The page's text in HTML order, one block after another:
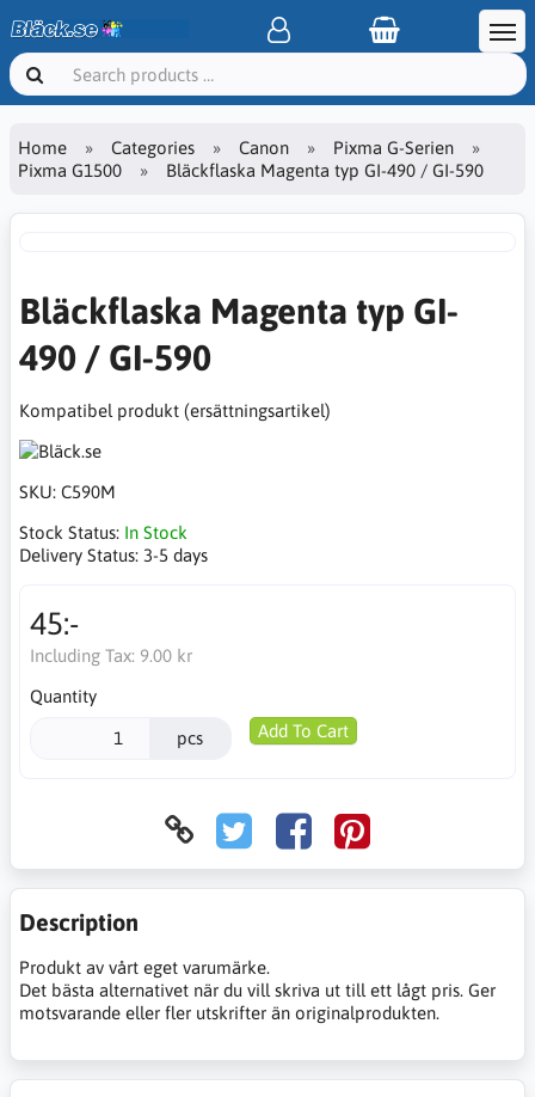
Home Categories Canon
Pixma G-Serien
Pixma G1500
Bläckflaska Magenta typ GI-490 / GI-590
Bläckflaska Magenta typ GI-
490 / GI-590
Kompatibel produkt (ersättningsartikel)
SKU: C590M
Stock Status: In Stock
Delivery Status: 3-5 days
45:-
Including Tax: 9.00 kr
Quantity
pcs Add To Cart
Description
Produkt av vårt eget varumärke.
Det bästa alternativet när du vill skriva ut till ett lågt pris. Ger
motsvarande eller fler utskrifter än originalprodukten.